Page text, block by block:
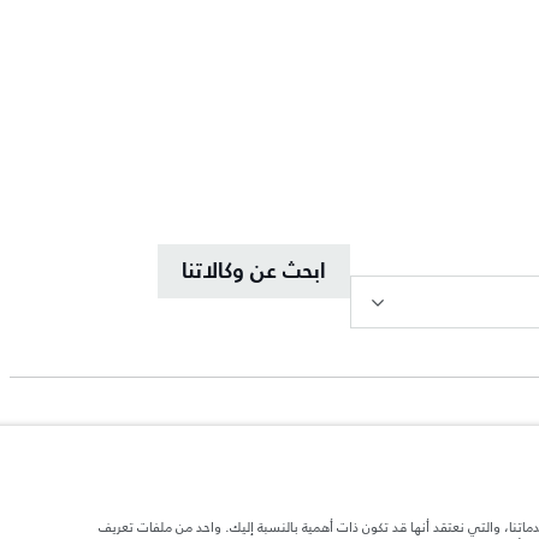
ابحث عن وكالاتنا
والتي نعتقد أنها قد تكون ذات أهمية بالنسبة إليك. واحد من ملفات تعريف